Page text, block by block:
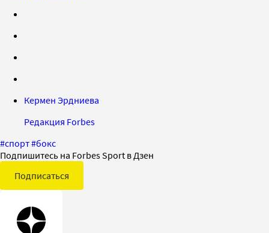
Кермен Эрдниева
Редакция Forbes
#спорт#бокс
Подпишитесь на Forbes Sport в Дзен
Подписаться